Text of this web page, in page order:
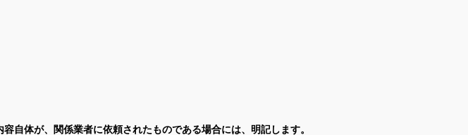
自体が、関係業者に依頼されたものである場合には、明記します。